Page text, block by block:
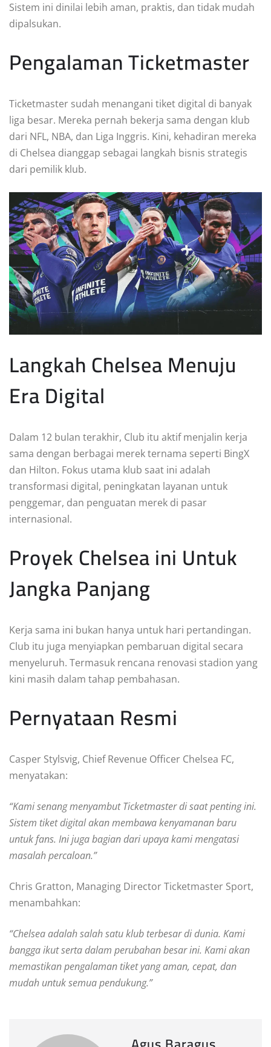
Sistem ini dinilai lebih aman, praktis, dan tidak mudah
dipalsukan.
Pengalaman Ticketmaster
Ticketmaster sudah menangani tiket digital di banyak
liga besar. Mereka pernah bekerja sama dengan klub
dari NFL, NBA, dan Liga Inggris. Kini, kehadiran mereka
di Chelsea dianggap sebagai langkah bisnis strategis
dari pemilik klub.
Langkah Chelsea Menuju
Era Digital
Dalam 12 bulan terakhir, Club itu aktif menjalin kerja
sama dengan berbagai merek ternama seperti BingX
dan Hilton. Fokus utama klub saat ini adalah
transformasi digital, peningkatan layanan untuk
penggemar, dan penguatan merek di pasar
internasional.
Proyek Chelsea ini Untuk
Jangka Panjang
Kerja sama ini bukan hanya untuk hari pertandingan.
Club itu juga menyiapkan pembaruan digital secara
menyeluruh. Termasuk rencana renovasi stadion yang
kini masih dalam tahap pembahasan.
Pernyataan Resmi
Casper Stylsvig, Chief Revenue Officer Chelsea FC,
menyatakan:
“Kami senang menyambut Ticketmaster di saat penting ini.
Sistem tiket digital akan membawa kenyamanan baru
untuk fans. Ini juga bagian dari upaya kami mengatasi
masalah percaloan.”
Chris Gratton, Managing Director Ticketmaster Sport,
menambahkan:
“Chelsea adalah salah satu klub terbesar di dunia. Kami
bangga ikut serta dalam perubahan besar ini. Kami akan
memastikan pengalaman tiket yang aman, cepat, dan
mudah untuk semua pendukung.”